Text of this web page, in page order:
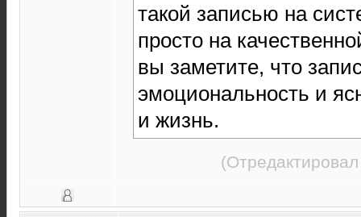
такой записью на
просто на
вы заметите, что
эмоциональность и
и жизнь.